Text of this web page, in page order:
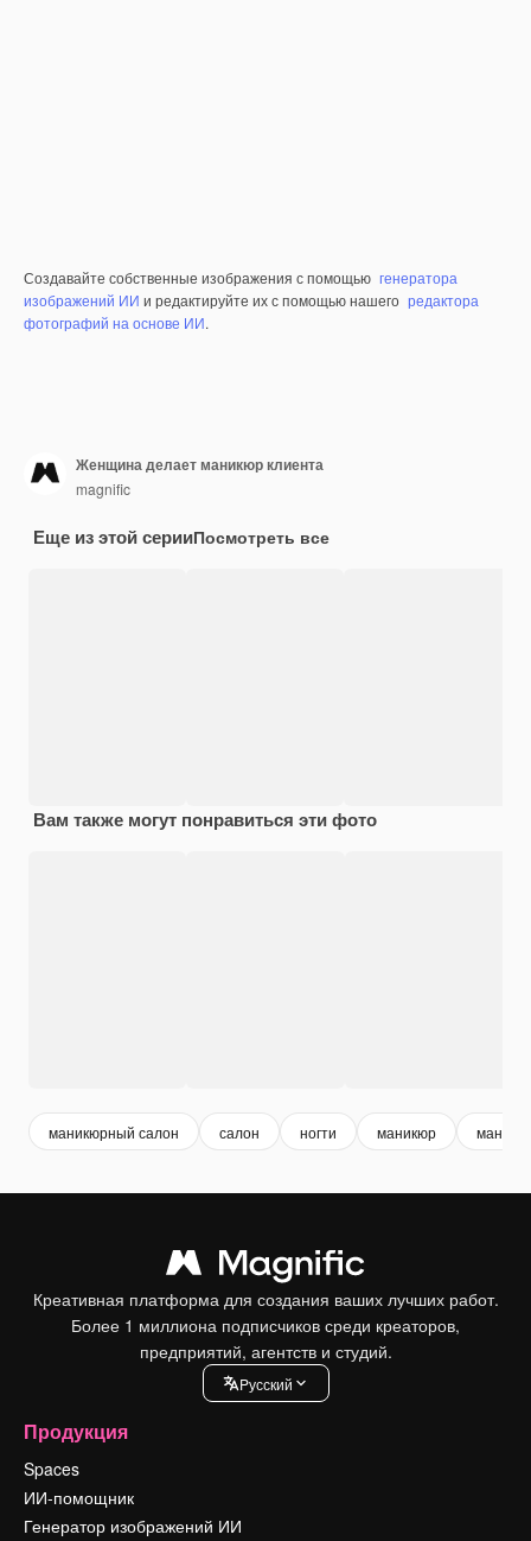
Создавайте собственные изображения с помощью генератора
изображений ИИ и редактируйте их с помощью нашего редактора
фотографий на основе ИИ.
Женщина делает маникюр клиента
magnific
Еще из этой серииПосмотреть все
Вам также могут понравиться эти фото
маникюрный салон салон ногти маникюр
Креативная платформа для создания ваших лучших работ.
Более 1 миллиона подписчиков среди креаторов,
предприятий, агентств и студий.
Pусский
Продукция
Spaces
ИИ-помощник
Генератор изображений ИИ